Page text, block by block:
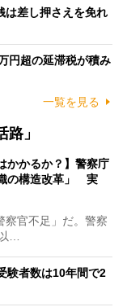
は差し押さえを免れ
円超の延滞税が積み
一覧を見る
」
かかるか？】警察庁
の構造改革」 実
官不足」だ。警察
…
験者数は10年間で2